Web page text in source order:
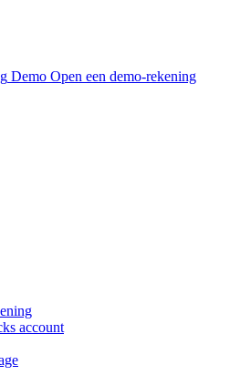
Demo Open een demo-rekening
account